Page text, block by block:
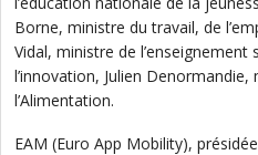
Borne, ministre du travail, de
Vidal, ministre de
l’innovation, Julien Denormandie,
l’Alimentation.
EAM (Euro App Mobility),